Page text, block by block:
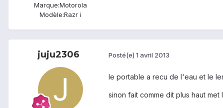
Marque:Motorola
Modèle:Razr i
juju2306 Posté(e) 1 avril 2013
le portable a recu de l'eau et le
sinon fait comme dit plus haut